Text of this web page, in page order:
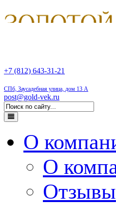
+7 (812) 643-31-21
СПб, Заусадебная улица, дом 13 А
post@gold-vek.ru
О
О
Отзывы